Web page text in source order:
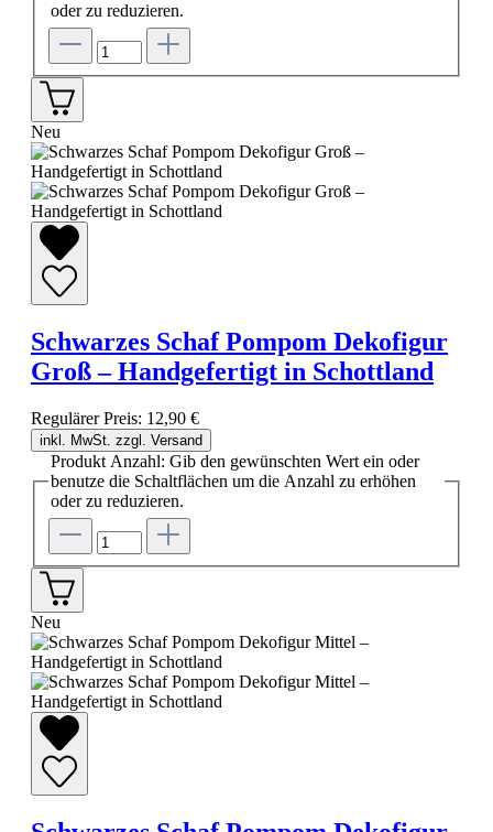
oder zu reduzieren.
Neu
Schwarzes Schaf Pompom Dekofigur
Groß – Handgefertigt in Schottland
Regulärer Preis: 12,90 €
inkl. MwSt. zzgl. Versand
Produkt Anzahl: Gib den gewünschten Wert ein oder
benutze die Schaltflächen um die Anzahl zu erhöhen
oder zu reduzieren.
Neu